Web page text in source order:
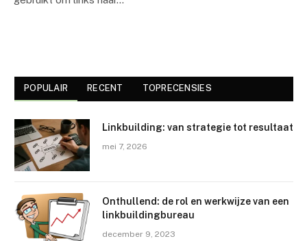
POPULAIR RECENT TOPRECENSIES
Linkbuilding: van strategie tot resultaat
mei 7, 2026
Onthullend: de rol en werkwijze van een
linkbuildingbureau
december 9, 2023